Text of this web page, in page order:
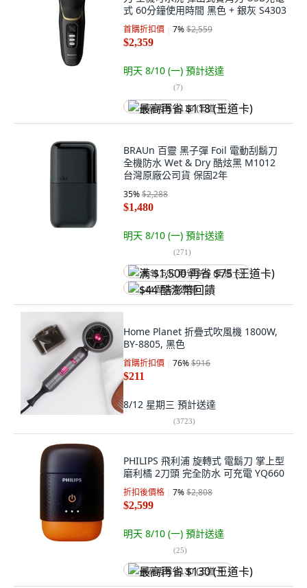
式 60分鐘使用時間 黑色 + 銀灰 S4303
首購折扣價 7%$2,559
$2,359
明天 8/10 (一) 預計送達
(7)
最高再省 $118 (王道卡)
BRAUn 百靈 黑子彈 Foil 電動刮鬍刀
全機防水 Wet & Dry 酷炫黑 M1012
台灣原廠公司貨 保固2年
35%$2,288
$1,480
明天 8/10 (一) 預計送達
(271)
满 $1,500 再省 $75 (王道卡)
$44 酷澎幣回饋
Home Planet 折疊式吹風機 1800W,
BY-8805, 黑色
首購折扣價 76%$916
$211
8/12 星期三 預計送達
(3723)
PHILIPS 飛利浦 旋轉式 電鬍刀 掌上型
磨利橘 2刀頭 完全防水 可充電 YQ660
折扣後價格 7%$2,808
$2,599
明天 8/10 (一) 預計送達
(25)
最高再省 $130 (王道卡)